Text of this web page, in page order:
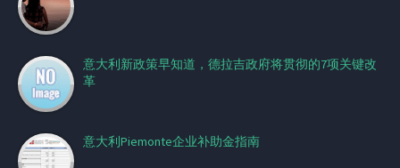
意大利新政策早知道，德拉吉政府将贯彻的7项关键改
革
意大利Piemonte企业补助金指南